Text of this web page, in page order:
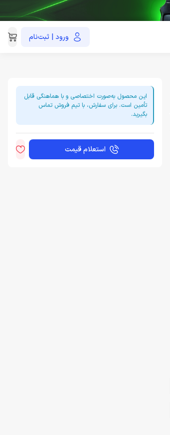
ورود | ثبت‌نام021-91035390
این محصول به‌صورت اختصاصی و با هماهنگی قابل
تأمین است. برای سفارش، با تیم فروش تماس
بگیرید.
استعلام قیمت